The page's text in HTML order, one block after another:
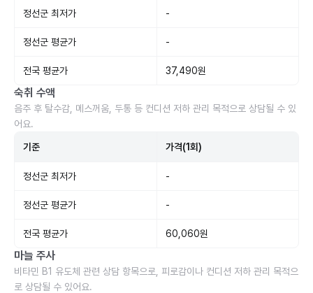
정선군 최저가 -
정선군 평균가 -
전국 평균가 37,490원
숙취 수액
음주 후 탈수감, 메스꺼움, 두통 등 컨디션 저하 관리 목적으로 상담될 수 있
어요.
기준 가격(1회)
정선군 최저가 -
정선군 평균가 -
전국 평균가 60,060원
마늘 주사
비타민 B1 유도체 관련 상담 항목으로, 피로감이나 컨디션 저하 관리 목적으
로 상담될 수 있어요.